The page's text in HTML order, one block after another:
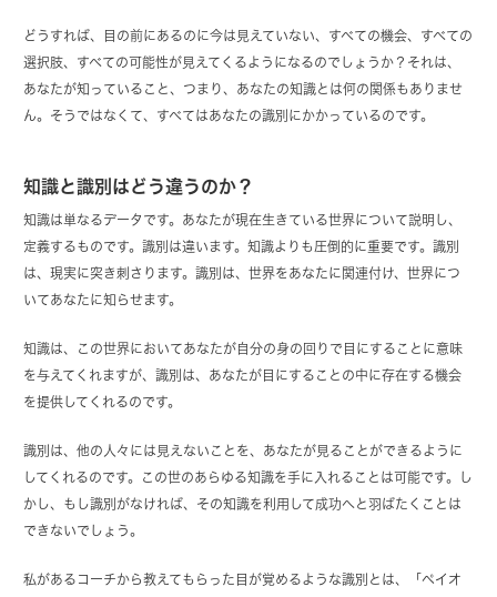
どうすれば、目の前にあるのに今は見えていない、すべての機会、すべての
選択肢、すべての可能性が見えてくるようになるのでしょうか？それは、
あなたが知っていること、つまり、あなたの知識とは何の関係もありませ
ん。そうではなくて、すべてはあなたの識別にかかっているのです。
知識と識別はどう違うのか？
知識は単なるデータです。あなたが現在生きている世界について説明し、
定義するものです。識別は違います。知識よりも圧倒的に重要です。識別
は、現実に突き刺さります。識別は、世界をあなたに関連付け、世界につ
いてあなたに知らせます。
知識は、この世界においてあなたが自分の身の回りで目にすることに意味
を与えてくれますが、識別は、あなたが目にすることの中に存在する機会
を提供してくれるのです。
識別は、他の人々には見えないことを、あなたが見ることができるように
してくれるのです。この世のあらゆる知識を手に入れることは可能です。し
かし、もし識別がなければ、その知識を利用して成功へと羽ばたくことは
できないでしょう。
私があるコーチから教えてもらった目が覚めるような識別とは、「ペイオ